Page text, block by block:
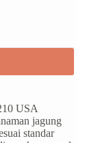
USA
jagung
standar